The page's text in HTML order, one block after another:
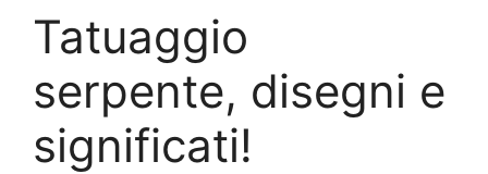
Tatuaggio
serpente, disegni e
significati!